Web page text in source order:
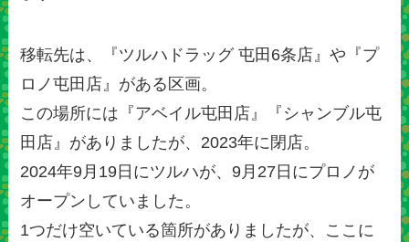
移転先は、『ツルハドラッグ 屯田6条店』や『プ
ロノ屯田店』がある区画。
この場所には『アベイル屯田店』『シャンブル屯
田店』がありましたが、2023年に閉店。
2024年9月19日にツルハが、9月27日にプロノが
オープンしていました。
1つだけ空いている箇所がありましたが、ここに